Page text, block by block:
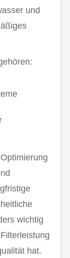
und
wichtig
hat.